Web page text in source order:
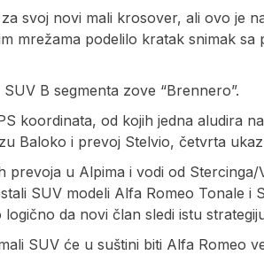
svoj novi mali krosover, ali ovo je
mrežama podelilo kratak snimak sa
B segmenta zove “Brennero”.
koordinata, od kojih jedna aludira
Baloko i prevoj Stelvio, četvrta
prevoja u Alpima i vodi od
SUV modeli Alfa Romeo Tonale i
da novi član sledi istu
SUV će u suštini biti Alfa Romeo